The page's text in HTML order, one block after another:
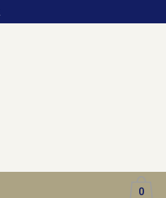
0